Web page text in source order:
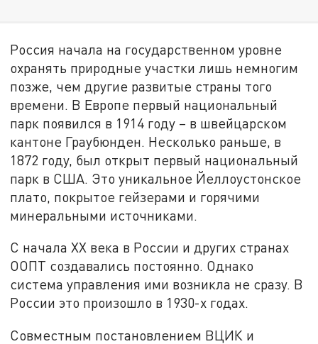
Россия начала на государственном уровне
охранять природные участки лишь немногим
позже, чем другие развитые страны того
времени. В Европе первый национальный
парк появился в 1914 году – в швейцарском
кантоне Граубюнден. Несколько раньше, в
1872 году, был открыт первый национальный
парк в США. Это уникальное Йеллоустонское
плато, покрытое гейзерами и горячими
минеральными источниками.
С начала XX века в России и других странах
ООПТ создавались постоянно. Однако
система управления ими возникла не сразу. В
России это произошло в 1930-х годах.
Совместным постановлением ВЦИК и